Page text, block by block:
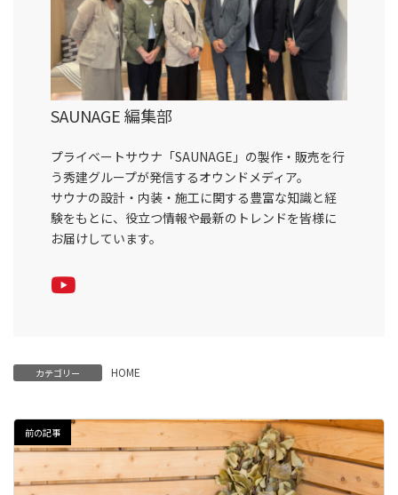
SAUNAGE 編集部
プライベートサウナ「SAUNAGE」の製作・販売を行
う秀建グループが発信するオウンドメディア。
サウナの設計・内装・施工に関する豊富な知識と経
験をもとに、役立つ情報や最新のトレンドを皆様に
お届けしています。
カテゴリー HOME
前の記事